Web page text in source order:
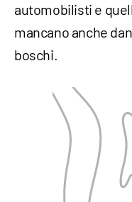
automobilisti e
mancano anche
boschi.